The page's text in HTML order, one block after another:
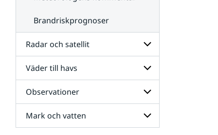
Brandriskprognoser
Radar och satellit
Undersidor
för
Radar
och
satellit
Väder till havs
Undersidor
för
Väder
till
havs
Observationer
Undersidor
för
Mark och vatten